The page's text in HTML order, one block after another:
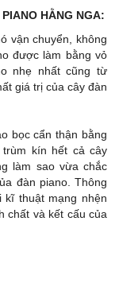
HẰNG NGA:
vận chuyển, không
được làm bằng vỏ
nhẹ nhất cũng từ
giá trị của cây đàn
bọc cẩn thận bằng
kín hết cả cây
làm sao vừa chắc
đàn piano. Thông
thuật mạng nhện
chất và kết cấu của